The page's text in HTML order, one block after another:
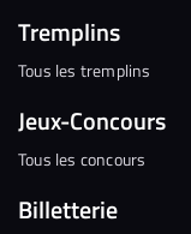
Tremplins
Tous les tremplins
Jeux-Concours
Tous les concours
Billetterie